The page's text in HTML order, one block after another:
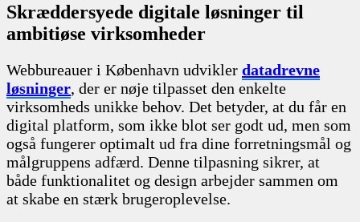
Skræddersyede digitale løsninger til
ambitiøse virksomheder
Webbureauer i København udvikler datadrevne
løsninger, der er nøje tilpasset den enkelte
virksomheds unikke behov. Det betyder, at du får en
digital platform, som ikke blot ser godt ud, men som
også fungerer optimalt ud fra dine forretningsmål og
målgruppens adfærd. Denne tilpasning sikrer, at
både funktionalitet og design arbejder sammen om
at skabe en stærk brugeroplevelse.